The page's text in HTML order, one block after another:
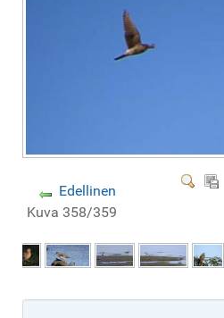
Edellinen
Kuva 358/359